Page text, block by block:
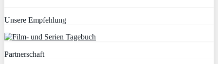
Unsere Empfehlung
Partnerschaft